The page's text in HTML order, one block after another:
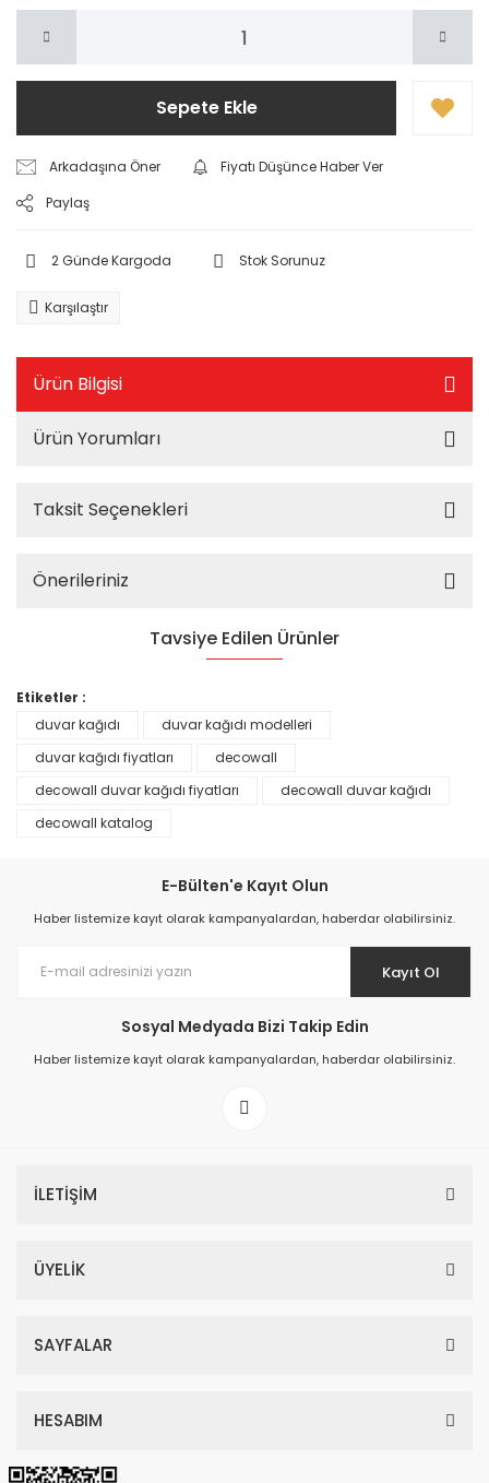
Sepete Ekle
Arkadaşına Öner
Fiyatı Düşünce Haber Ver
Paylaş
2 Günde Kargoda Stok Sorunuz
Karşılaştır
Ürün Bilgisi
Ürün Yorumları
Taksit Seçenekleri
Önerileriniz
Tavsiye Edilen Ürünler
Prime ArtDECO Duvar Kağıdı Tutkalı 500 gr
199,00 TL
Etiketler :
duvar kağıdı
duvar kağıdı modelleri
duvar kağıdı fiyatları
decowall
decowall duvar kağıdı fiyatları
decowall duvar kağıdı
decowall katalog
E-Bülten'e Kayıt Olun
Haber listemize kayıt olarak kampanyalardan, haberdar olabilirsiniz.
Kayıt Ol
Sosyal Medyada Bizi Takip Edin
Haber listemize kayıt olarak kampanyalardan, haberdar olabilirsiniz.
İLETİŞİM
ÜYELİK
SAYFALAR
HESABIM